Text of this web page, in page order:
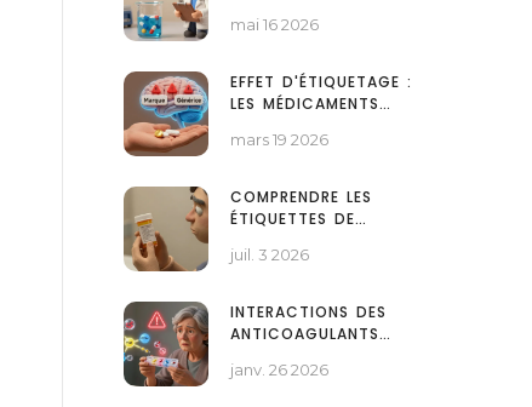
ILS LES ESSAIS
mai 16 2026
EFFET D'ÉTIQUETAGE :
LES MÉDICAMENTS
MODIFIENT-ILS LA
?
mars 19 2026
COMPRENDRE LES
ÉTIQUETTES DE
COMPLET POUR UNE
juil. 3 2026
INTERACTIONS DES
ANTICOAGULANTS
(DOAC) AVEC
janv. 26 2026